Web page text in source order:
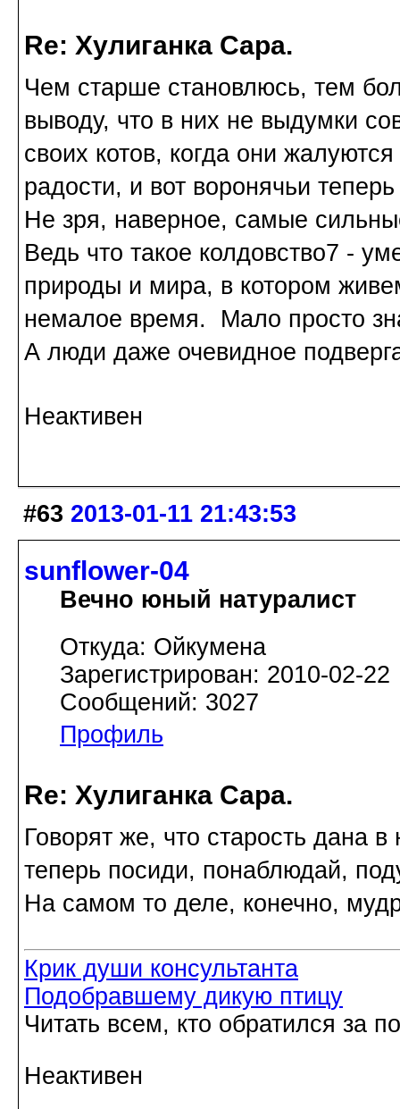
Re: Хулиганка Сара.
Чем старше становлюсь, тем
выводу, что в них не выдумки
своих котов, когда они
радости, и вот воронячьи
Не зря, наверное, самые
Ведь что такое колдовство7 -
природы и мира, в котором
немалое время. Мало просто
А люди даже очевидное
Неактивен
#63 2013-01-11 21:43:53
sunflower-04
Вечно юный натуралист
Откуда: Ойкумена
Зарегистрирован: 2010-02-22
Сообщений: 3027
Профиль
Re: Хулиганка Сара.
Говорят же, что старость дана
теперь посиди, понаблюдай,
На самом то деле, конечно,
Крик души консультанта
Подобравшему дикую птицу
Читать всем, кто обратился за
Неактивен